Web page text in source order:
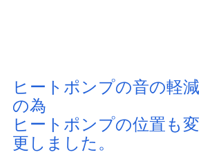
ヒートポンプの音の軽減
の為
ヒートポンプの位置も変
更しました。